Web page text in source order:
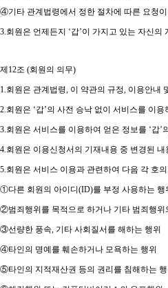
④기타 관계법령에서 정한 절차에 따른 요청
3.회원은 언제든지 ‘갑’이 가지고 있는 자신의
제 12조 (회원의 의무)
1.회원은 관계법령, 이 약관의 규정, 이용안내
2.회원은 ‘갑’의 사전 승낙 없이 서비스를 이
3.회원은 서비스를 이용하여 얻은 정보를 ‘갑’
4.회원은 이용신청서의 기재내용 중 변경된
5.회원은 서비스 이용과 관련하여 다음 각 호
①다른 회원의 아이디 (ID)를 부정 사용하는 행
②범죄행위를 목적으로 하거나 기타 범죄행위
③선량한 풍속, 기타 사회질서를 해하는 행위
④타인의 명예를 훼손하거나 모욕하는 행위
⑤타인의 지적재산권 등의 권리를 침해하는 행